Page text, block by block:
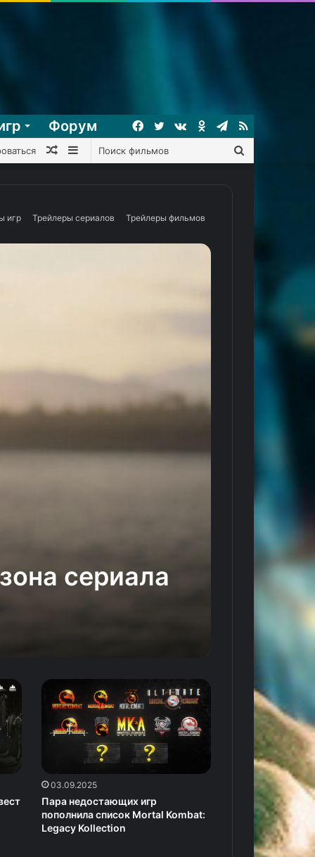
Форум RSS
Telegram
Одноклассники
vk.com
Twitter
Facebook
Sidebar
Случайный
игр Трейлеры сериалов Трейлеры фильмов
сериала
03.09.2025
Пара недостающих игр
пополнила список Mortal Kombat:
Legacy Kollection